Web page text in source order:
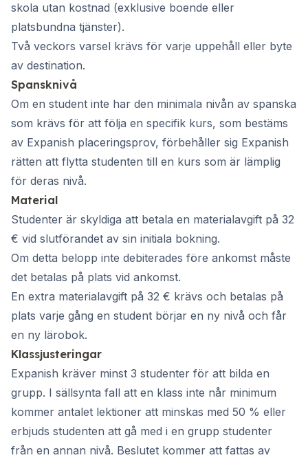
skola utan kostnad (exklusive boende eller
platsbundna tjänster).
Två veckors varsel krävs för varje uppehåll eller byte
av destination.
Spansknivå
Om en student inte har den minimala nivån av spanska
som krävs för att följa en specifik kurs, som bestäms
av Expanish placeringsprov, förbehåller sig Expanish
rätten att flytta studenten till en kurs som är lämplig
för deras nivå.
Material
Studenter är skyldiga att betala en materialavgift på 32
€ vid slutförandet av sin initiala bokning.
Om detta belopp inte debiterades före ankomst måste
det betalas på plats vid ankomst.
En extra materialavgift på 32 € krävs och betalas på
plats varje gång en student börjar en ny nivå och får
en ny lärobok.
Klassjusteringar
Expanish kräver minst 3 studenter för att bilda en
grupp. I sällsynta fall att en klass inte når minimum
kommer antalet lektioner att minskas med 50 % eller
erbjuds studenten att gå med i en grupp studenter
från en annan nivå. Beslutet kommer att fattas av